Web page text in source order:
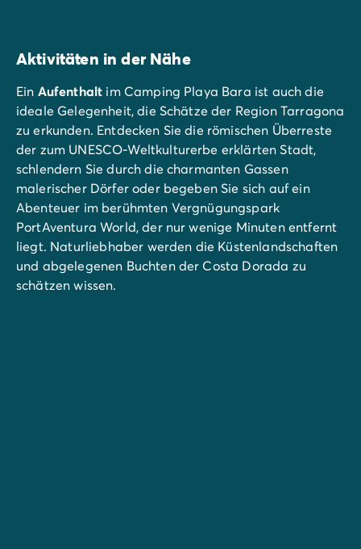
Aktivitäten in der Nähe
Ein Aufenthalt im Camping Playa Bara ist auch die
ideale Gelegenheit, die Schätze der Region Tarragona
zu erkunden. Entdecken Sie die römischen Überreste
der zum UNESCO-Weltkulturerbe erklärten Stadt,
schlendern Sie durch die charmanten Gassen
malerischer Dörfer oder begeben Sie sich auf ein
Abenteuer im berühmten Vergnügungspark
PortAventura World, der nur wenige Minuten entfernt
liegt. Naturliebhaber werden die Küstenlandschaften
und abgelegenen Buchten der Costa Dorada zu
schätzen wissen.